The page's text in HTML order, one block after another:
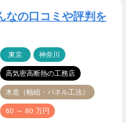
なの口コミや評判を
東京 神奈川
高気密高断熱の工務店
木造（軸組・パネル工法）
60 ～ 80 万円